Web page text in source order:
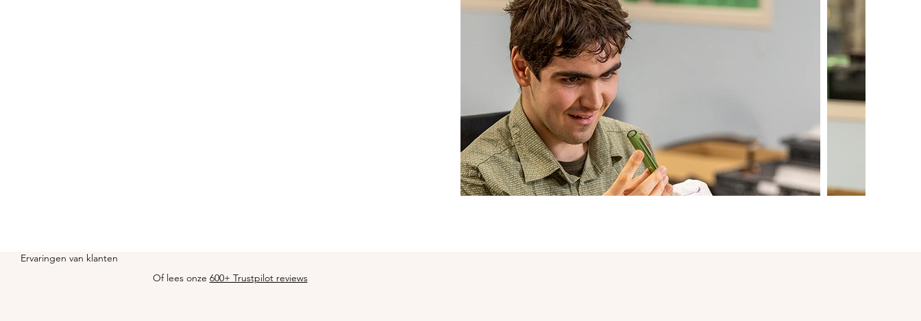
Ervaringen van klanten
Of lees onze 600+ Trustpilot reviews